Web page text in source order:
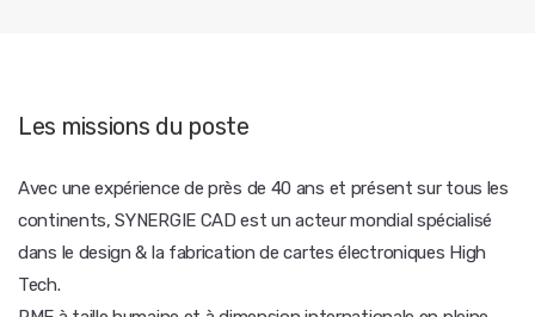
Les missions du poste
Avec une expérience de près de 40 ans et présent sur tous les
continents, SYNERGIE CAD est un acteur mondial spécialisé
dans le design & la fabrication de cartes électroniques High
Tech.